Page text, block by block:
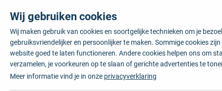
Wij gebruiken cookies
Wij maken gebruik van cookies en soortgelijke technieken om je
gebruiksvriendelijker en persoonlijker te maken. Sommige cookies
website goed te laten functioneren. Andere cookies helpen ons om
verzamelen, je voorkeuren op te slaan of gerichte advertenties te
Meer informatie vind je in onze privacyverklaring